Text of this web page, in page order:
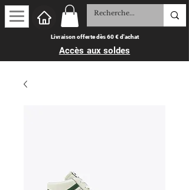
Livraison offerte dès 60 € d'achat
Accès aux soldes